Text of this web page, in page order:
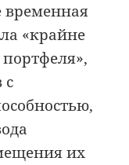
временная
«крайне
портфеля»,
с
их